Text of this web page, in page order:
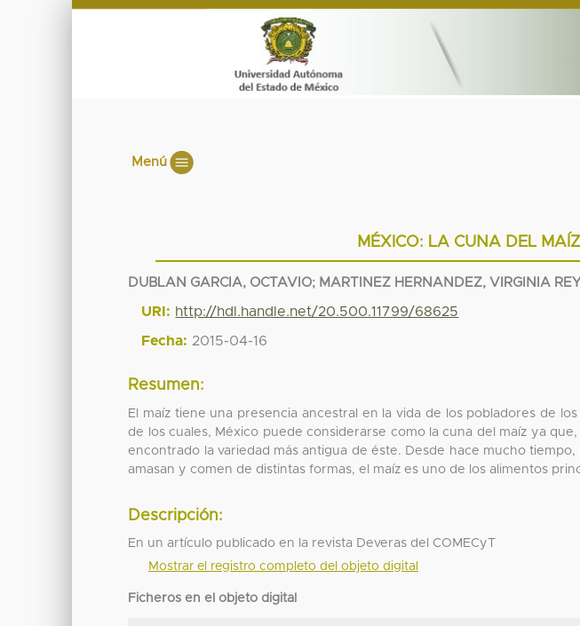
Menú
MÉXICO: LA CUNA DEL MAÍZ
DUBLAN GARCIA, OCTAVIO; MARTINEZ HERNANDEZ, VIRGINIA
URI: http://hdl.handle.net/20.500.11799/68625
Fecha: 2015-04-16
Resumen:
El maíz tiene una presencia ancestral en la vida de los pobladores de
de los cuales, México puede considerarse como la cuna del maíz ya
encontrado la variedad más antigua de éste. Desde hace mucho
amasan y comen de distintas formas, el maíz es uno de los alimentos
Descripción:
En un artículo publicado en la revista Deveras del COMECyT
Mostrar el registro completo del objeto digital
Ficheros en el objeto digital